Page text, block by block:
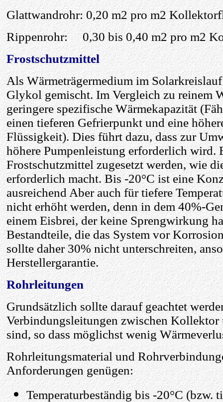
Glattwandrohr: 0,20 m2 pro m2
Rippenrohr: 0,30 bis 0,40 m2 pro m2
Frostschutzmittel
Als Wärmeträgermedium im
Glykol gemischt. Im Vergleich zu reinem
geringere spezifische Wärmekapazität
einen tieferen Gefrierpunkt und eine
Flüssigkeit). Dies führt dazu, dass zur
höhere Pumpenleistung erforderlich wird.
Frostschutzmittel zugesetzt werden, wie
erforderlich macht. Bis -20°C ist eine
ausreichend Aber auch für tiefere
nicht erhöht werden, denn in dem 40%-
einem Eisbrei, der keine Sprengwirkung
Bestandteile, die das System vor
sollte daher 30% nicht unterschreiten,
Herstellergarantie.
Rohrleitungen
Grundsätzlich sollte darauf geachtet
Verbindungsleitungen zwischen
sind, so dass möglichst wenig
Rohrleitungsmaterial und
Anforderungen genügen:
Temperaturbeständig bis -20°C (bzw.